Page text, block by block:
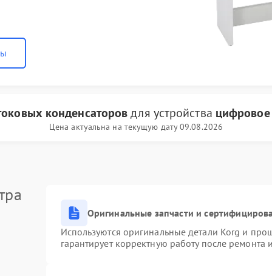
конденсаторовдля устройства
Цена актуальна на текущую дату 09.08.2026
Оригинальные запчасти и
Используются оригинальные детали Korg и
гарантирует корректную работу после ремонта